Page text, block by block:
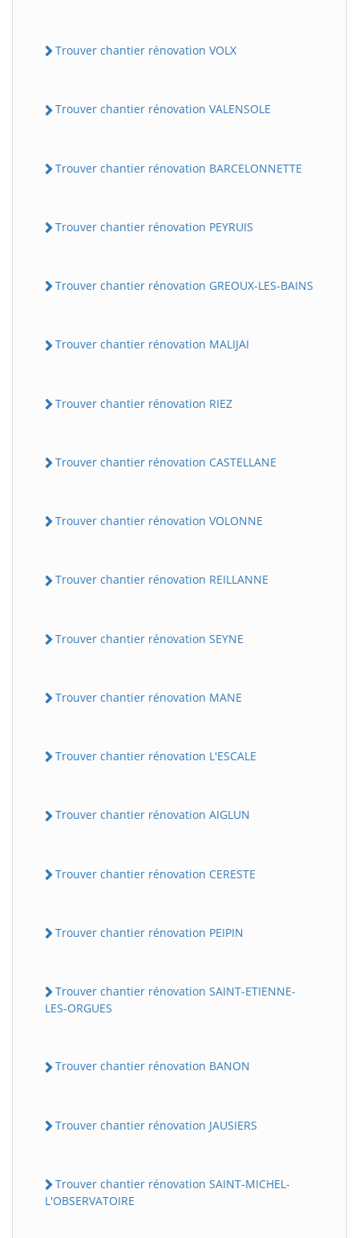
Trouver chantier rénovation VOLX
Trouver chantier rénovation VALENSOLE
Trouver chantier rénovation BARCELONNETTE
Trouver chantier rénovation PEYRUIS
Trouver chantier rénovation GREOUX-LES-BAINS
Trouver chantier rénovation MALIJAI
Trouver chantier rénovation RIEZ
Trouver chantier rénovation CASTELLANE
Trouver chantier rénovation VOLONNE
Trouver chantier rénovation REILLANNE
Trouver chantier rénovation SEYNE
Trouver chantier rénovation MANE
Trouver chantier rénovation L'ESCALE
Trouver chantier rénovation AIGLUN
Trouver chantier rénovation CERESTE
Trouver chantier rénovation PEIPIN
Trouver chantier rénovation SAINT-ETIENNE-
LES-ORGUES
Trouver chantier rénovation BANON
Trouver chantier rénovation JAUSIERS
Trouver chantier rénovation SAINT-MICHEL-
L'OBSERVATOIRE